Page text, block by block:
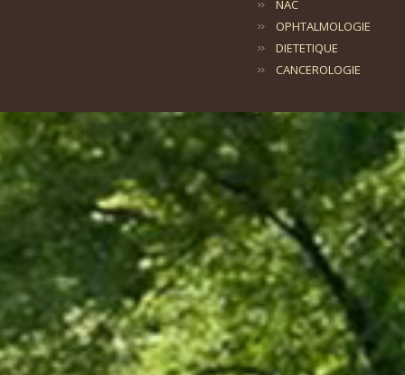
NAC
OPHTALMOLOGIE
DIETETIQUE
CANCEROLOGIE